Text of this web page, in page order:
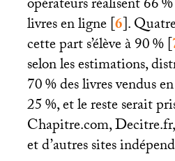
opérateurs réalisent 66
livres en ligne[6].
cette part s’élève à 90%[
selon les estimations,
70% des livres vendus
25%, et le reste serait
Chapitre.com,
et d’autres sites